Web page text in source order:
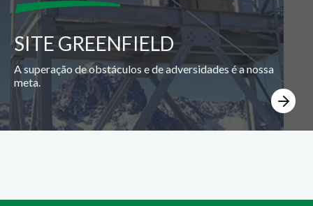
SITE GREENFIELD
A superação de obstáculos e de adversidades é a nossa
meta.